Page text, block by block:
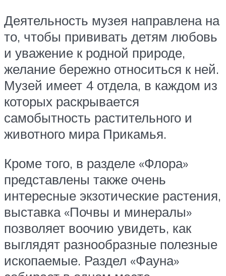
Деятельность музея направлена на
то, чтобы прививать детям любовь
и уважение к родной природе,
желание бережно относиться к ней.
Музей имеет 4 отдела, в каждом из
которых раскрывается
самобытность растительного и
животного мира Прикамья.
Кроме того, в разделе «Флора»
представлены также очень
интересные экзотические растения,
выставка «Почвы и минералы»
позволяет воочию увидеть, как
выглядят разнообразные полезные
ископаемые. Раздел «Фауна»